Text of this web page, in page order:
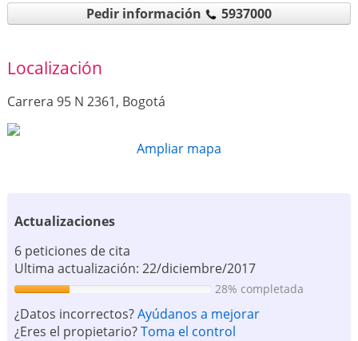
Pedir información
5937000
Localización
Carrera 95 N 2361, Bogotá
Ampliar mapa
Actualizaciones
6 peticiones de cita
Ultima actualización: 22/diciembre/2017
28% completada
¿Datos incorrectos?Ayúdanos a mejorar
¿Eres el propietario?Toma el control